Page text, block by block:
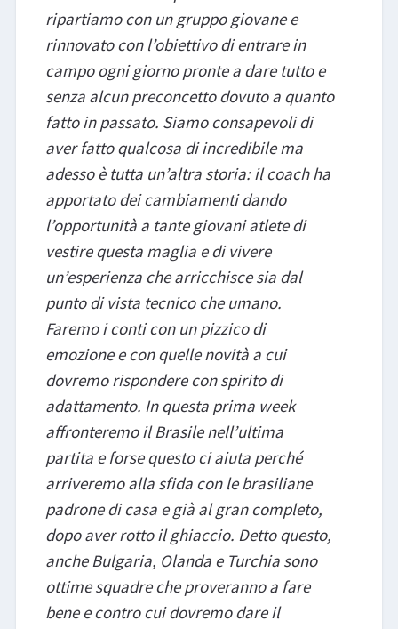
ripartiamo con un gruppo giovane e
rinnovato con l’obiettivo di entrare in
campo ogni giorno pronte a dare tutto e
senza alcun preconcetto dovuto a quanto
fatto in passato. Siamo consapevoli di
aver fatto qualcosa di incredibile ma
adesso è tutta un’altra storia: il coach ha
apportato dei cambiamenti dando
l’opportunità a tante giovani atlete di
vestire questa maglia e di vivere
un’esperienza che arricchisce sia dal
punto di vista tecnico che umano.
Faremo i conti con un pizzico di
emozione e con quelle novità a cui
dovremo rispondere con spirito di
adattamento. In questa prima week
affronteremo il Brasile nell’ultima
partita e forse questo ci aiuta perché
arriveremo alla sfida con le brasiliane
padrone di casa e già al gran completo,
dopo aver rotto il ghiaccio. Detto questo,
anche Bulgaria, Olanda e Turchia sono
ottime squadre che proveranno a fare
bene e contro cui dovremo dare il